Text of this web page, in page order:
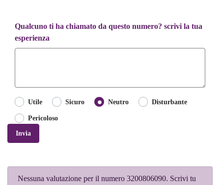
Qualcuno ti ha chiamato da questo numero? scrivi la tua
esperienza
Utile Sicuro Neutro Disturbante
Pericoloso
Invia
Nessuna valutazione per il numero 3200806090. Scrivi tu